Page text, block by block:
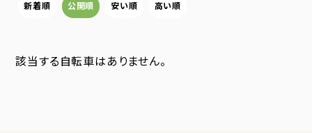
新着順 公開順 安い順 高い順
該当する自転車はありません。